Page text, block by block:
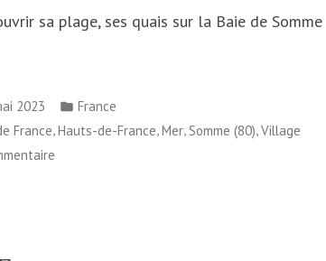
sa plage, ses quais sur la Baie de Somme
2023
Publié
dans
France
France,Hauts-de-France,Mer,Somme (80),Village